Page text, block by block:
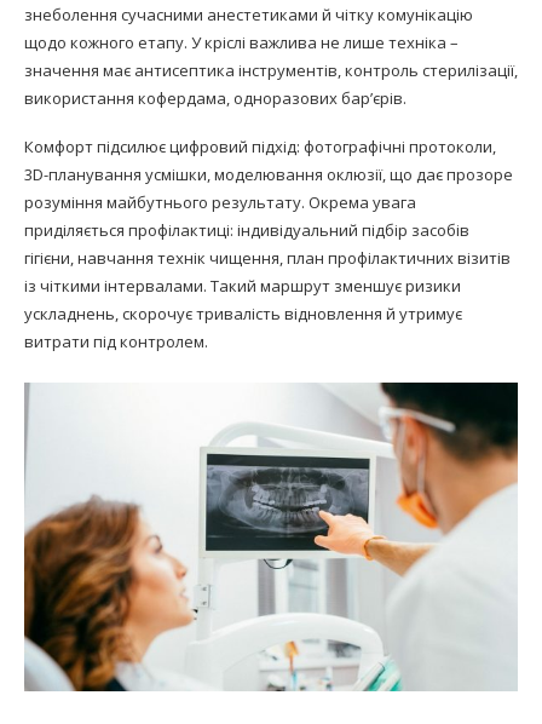
знеболення сучасними анестетиками й чітку комунікацію
щодо кожного етапу. У кріслі важлива не лише техніка –
значення має антисептика інструментів, контроль стерилізації,
використання кофердама, одноразових бар’єрів.
Комфорт підсилює цифровий підхід: фотографічні протоколи,
3D-планування усмішки, моделювання оклюзії, що дає прозоре
розуміння майбутнього результату. Окрема увага
приділяється профілактиці: індивідуальний підбір засобів
гігієни, навчання технік чищення, план профілактичних візитів
із чіткими інтервалами. Такий маршрут зменшує ризики
ускладнень, скорочує тривалість відновлення й утримує
витрати під контролем.